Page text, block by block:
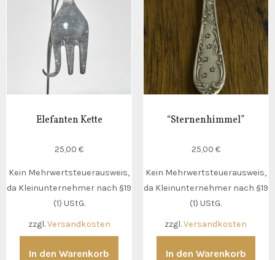
Elefanten Kette
25,00€
Kein Mehrwertsteuerausweis,
da Kleinunternehmer nach §19
(1) UStG.
zzgl.Versandkosten
In den Warenkorb
“Sternenhimmel”
25,00 €
Kein Mehrwertsteuerausweis,
da Kleinunternehmer nach §19
(1) UStG.
zzgl.Versandkosten
In den Warenkorb